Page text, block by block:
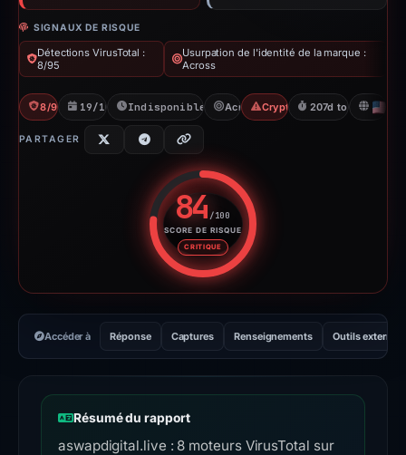
SIGNAUX DE RISQUE
Détections VirusTotal :
8/95
Usurpation de l'identité de la marque :
Across
8/95 VT 19/10/2025Indisponible depuis 14/05/2026
Across Crypto Scam207d to unavailable
PARTAGER
84 /100
SCORE DE RISQUE
CRITIQUE
Score de risque : 84 sur
Accéder à Réponse Captures Renseignements Outils externes
Résumé du rapport
aswapdigital.live : 8 moteurs VirusTotal sur